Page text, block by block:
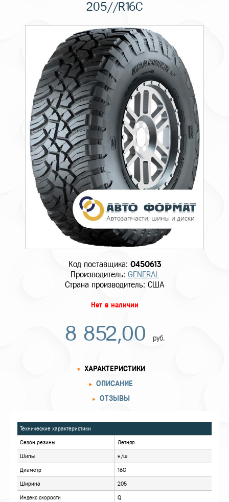
205//R16C
Код поставщика: 0450613
Производитель: GENERAL
Страна производитель: США
Нет в наличии
8 852,00 руб.
ОПИСАНИЕ
ОТЗЫВЫ